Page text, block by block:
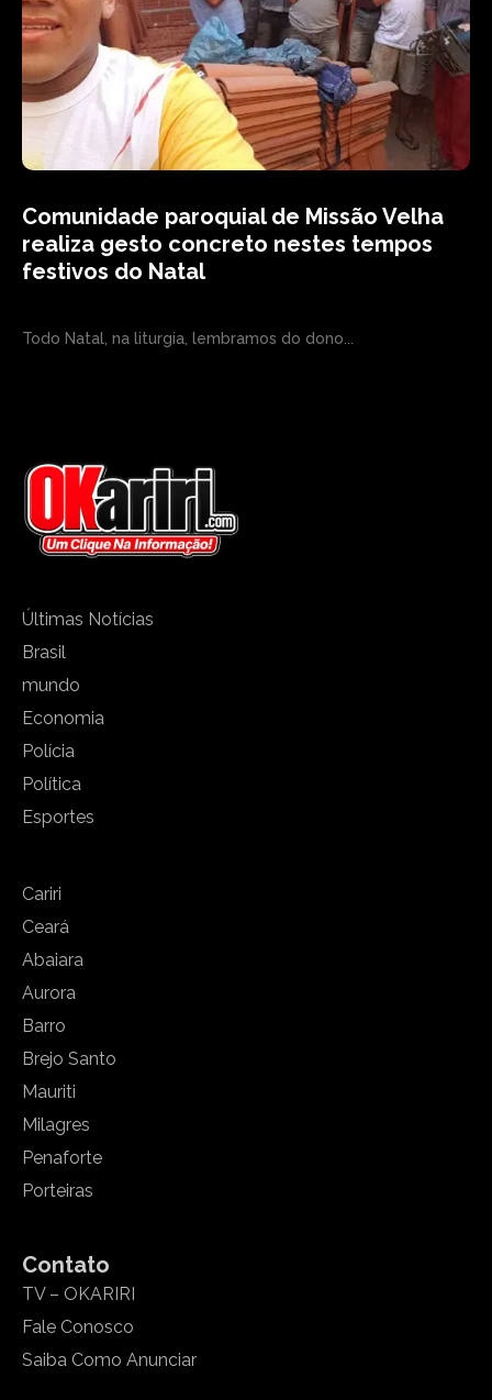
Comunidade paroquial de Missão Velha
realiza gesto concreto nestes tempos
festivos do Natal
Todo Natal, na liturgia, lembramos do dono...
Últimas Notícias
Brasil
mundo
Economia
Polícia
Política
Esportes
Cariri
Ceará
Abaiara
Aurora
Barro
Brejo Santo
Mauriti
Milagres
Penaforte
Porteiras
Contato
TV – OKARIRI
Fale Conosco
Saiba Como Anunciar